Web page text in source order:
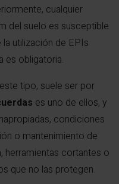
cualquier
del suelo es susceptible
utilización de EPIs
es obligatoria.
tipo, suele ser por
es uno de ellos, y
condiciones
o mantenimiento de
herramientas cortantes o
que no las protegen.